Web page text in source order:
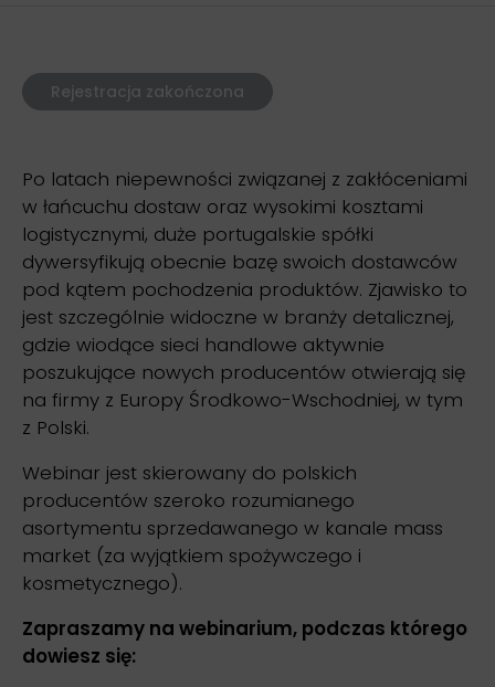
Rejestracja zakończona
Po latach niepewności związanej z zakłóceniami
w łańcuchu dostaw oraz wysokimi kosztami
logistycznymi, duże portugalskie spółki
dywersyfikują obecnie bazę swoich dostawców
pod kątem pochodzenia produktów. Zjawisko to
jest szczególnie widoczne w branży detalicznej,
gdzie wiodące sieci handlowe aktywnie
poszukujące nowych producentów otwierają się
na firmy z Europy Środkowo-Wschodniej, w tym
z Polski.
Webinar jest skierowany do polskich
producentów szeroko rozumianego
asortymentu sprzedawanego w kanale mass
market (za wyjątkiem spożywczego i
kosmetycznego).
Zapraszamy na webinarium, podczas którego
dowiesz się: